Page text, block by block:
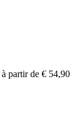
à partir de € 54,90